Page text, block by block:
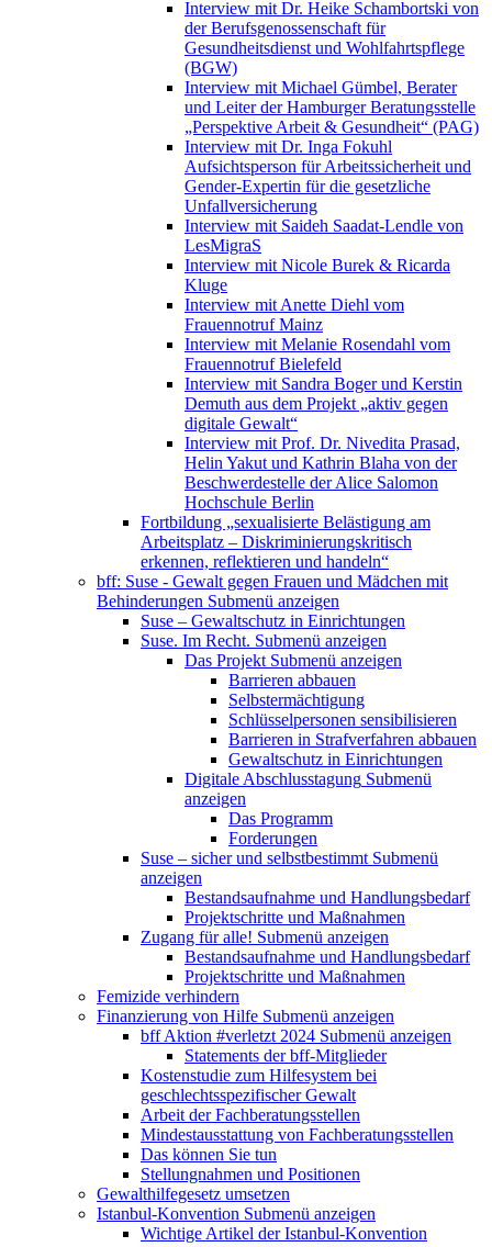
Interview mit Dr. Heike Schambortski von
der Berufsgenossenschaft für
Gesundheitsdienst und Wohlfahrtspflege
(BGW)
Interview mit Michael Gümbel, Berater
und Leiter der Hamburger Beratungsstelle
„Perspektive Arbeit & Gesundheit“ (PAG)
Interview mit Dr. Inga Fokuhl
Aufsichtsperson für Arbeitssicherheit und
Gender-Expertin für die gesetzliche
Unfallversicherung
Interview mit Saideh Saadat-Lendle von
LesMigraS
Interview mit Nicole Burek & Ricarda
Kluge
Interview mit Anette Diehl vom
Frauennotruf Mainz
Interview mit Melanie Rosendahl vom
Frauennotruf Bielefeld
Interview mit Sandra Boger und Kerstin
Demuth aus dem Projekt „aktiv gegen
digitale Gewalt“
Interview mit Prof. Dr. Nivedita Prasad,
Helin Yakut und Kathrin Blaha von der
Beschwerdestelle der Alice Salomon
Hochschule Berlin
Fortbildung „sexualisierte Belästigung am
Arbeitsplatz – Diskriminierungskritisch
erkennen, reflektieren und handeln“
bff: Suse - Gewalt gegen Frauen und Mädchen mit
Behinderungen Submenü anzeigen
Suse – Gewaltschutz in Einrichtungen
Suse. Im Recht. Submenü anzeigen
Das Projekt Submenü anzeigen
Barrieren abbauen
Selbstermächtigung
Schlüsselpersonen sensibilisieren
Barrieren in Strafverfahren abbauen
Gewaltschutz in Einrichtungen
Digitale Abschlusstagung Submenü
anzeigen
Das Programm
Forderungen
Suse – sicher und selbstbestimmt Submenü
anzeigen
Bestandsaufnahme und Handlungsbedarf
Projektschritte und Maßnahmen
Zugang für alle! Submenü anzeigen
Bestandsaufnahme und Handlungsbedarf
Projektschritte und Maßnahmen
Femizide verhindern
Finanzierung von Hilfe Submenü anzeigen
bff Aktion #verletzt 2024 Submenü anzeigen
Statements der bff-Mitglieder
Kostenstudie zum Hilfesystem bei
geschlechtsspezifischer Gewalt
Arbeit der Fachberatungsstellen
Mindestausstattung von Fachberatungsstellen
Das können Sie tun
Stellungnahmen und Positionen
Gewalthilfegesetz umsetzen
Istanbul-Konvention Submenü anzeigen
Wichtige Artikel der Istanbul-Konvention